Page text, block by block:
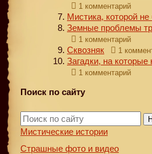
1 комментарий
Мистика, которой
Земные проблемы
1 комментарий
Сквозняк 1
Загадки, на которые
1 комментарий
Поиск по сайту
Мистические истории
Страшные фото и видео